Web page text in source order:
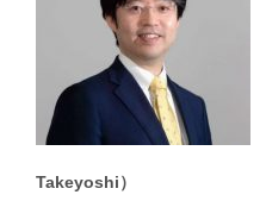
Takeyoshi）